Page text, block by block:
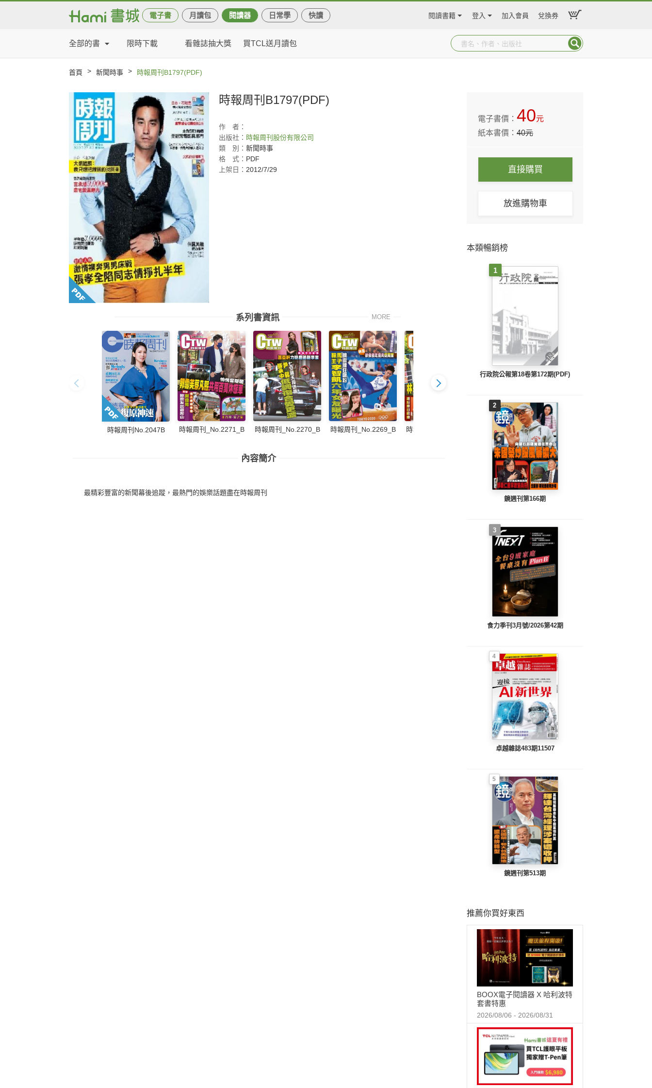
電子書 月讀包 閱讀器 日常學 快讀 閱讀書籍 登入 加入會員 兌換券
全部的書 限時下載 看雜誌抽大獎 買TCL送月讀包
首頁 > 新聞時事 > 時報周刊B1797(PDF)
時報周刊B1797(PDF)
作
者：
出版社： 時報周刊股份有限公司
類
別： 新聞時事
格
式： PDF
上架日： 2012/7/29
系列書資訊 MORE
時報周刊No.2047B 時報周刊_No.2271_B 時報周刊_No.2270_B 時報周刊_No.2269_B 時報周刊_No.2268_B 時報周刊_No.2267_B
內容簡介
最精彩豐富的新聞幕後追蹤，最熱門的娛樂話題盡在時報周刊
電子書價：40元
紙本書價：40元
直接購買
放進購物車
本類暢銷榜
1
行政院公報第18卷第172期(PDF)
2
鏡週刊第166期
3
食力季刊3月號/2026第42期
4
卓越雜誌483期11507
5
鏡週刊第513期
推薦你買好東西
BOOX電子閱讀器 X 哈利波特
套書特惠
2026/08/06 - 2026/08/31